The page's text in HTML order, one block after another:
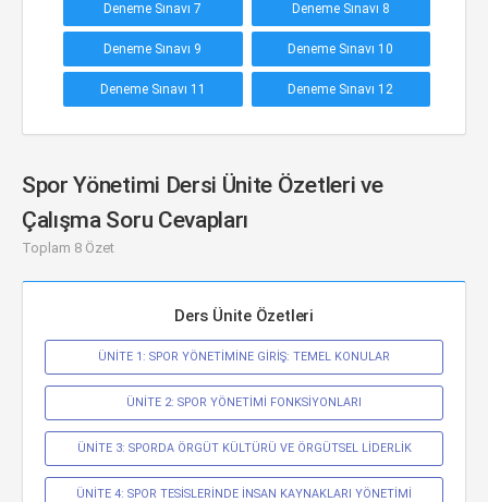
Deneme Sınavı 7 Deneme Sınavı 8
Deneme Sınavı 9 Deneme Sınavı 10
Deneme Sınavı 11 Deneme Sınavı 12
Spor Yönetimi Dersi Ünite Özetleri ve
Çalışma Soru Cevapları
Toplam 8 Özet
Ders Ünite Özetleri
ÜNİTE 1: SPOR YÖNETİMİNE GİRİŞ: TEMEL KONULAR
ÜNİTE 2: SPOR YÖNETİMİ FONKSİYONLARI
ÜNİTE 3: SPORDA ÖRGÜT KÜLTÜRÜ VE ÖRGÜTSEL LİDERLİK
ÜNİTE 4: SPOR TESİSLERİNDE İNSAN KAYNAKLARI YÖNETİMİ